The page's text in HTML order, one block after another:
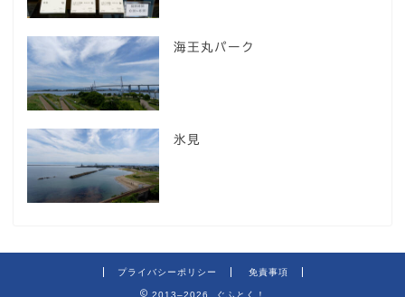
海王丸パーク
氷見
プライバシーポリシー 免責事項
2013–2026 ぐふとく！